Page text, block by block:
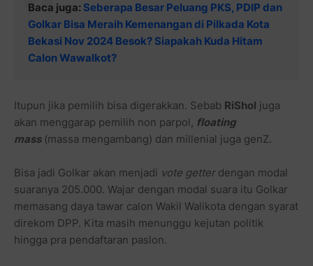
Baca juga: Seberapa Besar Peluang PKS, PDIP dan
Golkar Bisa Meraih Kemenangan di Pilkada Kota
Bekasi Nov 2024 Besok? Siapakah Kuda Hitam
Calon Wawalkot?
Itupun jika pemilih bisa digerakkan. Sebab RiShol juga
akan menggarap pemilih non parpol, floating
mass(massa mengambang) dan millenial juga genZ.
Bisa jadi Golkar akan menjadi vote getterdengan modal
suaranya 205.000. Wajar dengan modal suara itu Golkar
memasang daya tawar calon Wakil Walikota dengan syarat
direkom DPP. Kita masih menunggu kejutan politik
hingga pra pendaftaran paslon.